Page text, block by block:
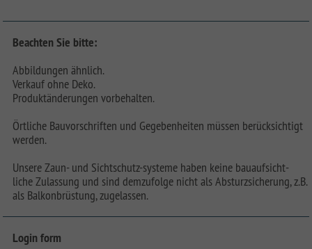
Beachten Sie bitte:
Abbildungen ähnlich.
Verkauf ohne Deko.
Produktänderungen vorbehalten.
Örtliche Bauvorschriften und Gegebenheiten müssen berücksichtigt
werden.
Unsere Zaun- und Sichtschutz-systeme haben keine bauaufsicht-
liche Zulassung und sind demzufolge nicht als Absturzsicherung, z.B.
als Balkonbrüstung, zugelassen.
Login form